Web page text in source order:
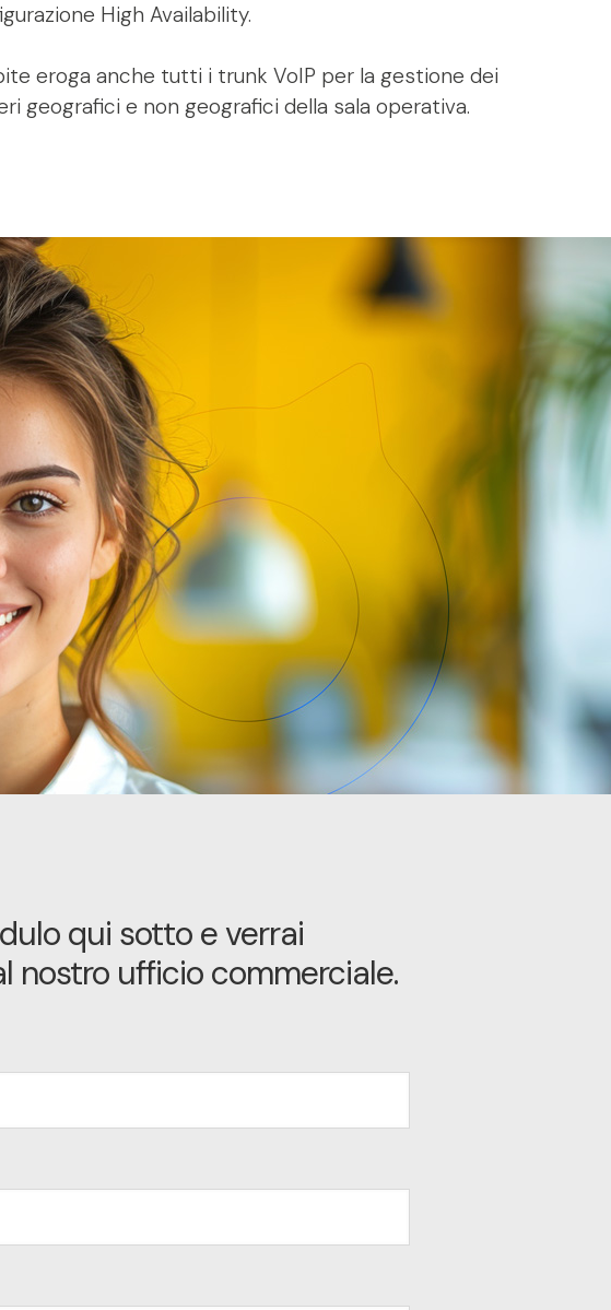
High Availability.
eroga anche tutti i trunk VoIP per la gestione dei
geografici e non geografici della sala operativa.
qui sotto e verrai
nostro ufficio commerciale.